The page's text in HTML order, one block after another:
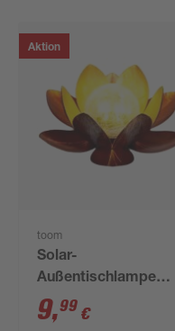
Aktion
toom
Solar-
Außentischlampe
warmweiß IP 44 Ø 27
x 11,5 cm
9,99 €